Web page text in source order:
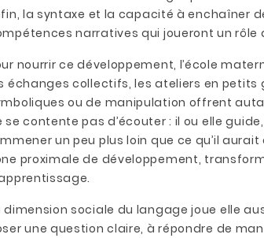
la syntaxe et la capacité à enchaîner
narratives qui joueront un rôle
nourrir ce développement, l’école
échanges collectifs, les ateliers en petits
ou de manipulation offrent
se contente pas d’écouter : il ou elle
un peu plus loin que ce qu’il
proximale de développement,
dimension sociale du langage joue elle
une question claire, à répondre de